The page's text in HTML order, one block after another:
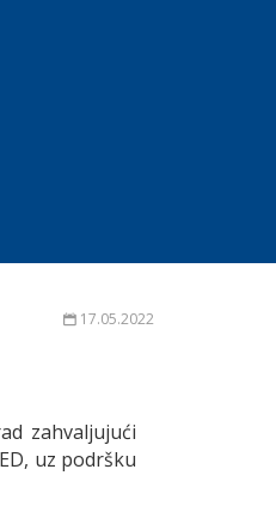
17.05.2022
zahvaljujući
uz podršku